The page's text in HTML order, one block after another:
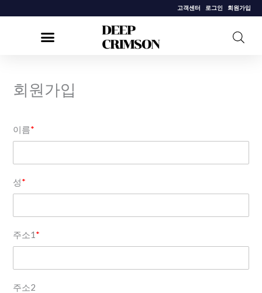
고객센터 로그인 회원가입
회원가입
이름*
성*
주소1 *
주소2